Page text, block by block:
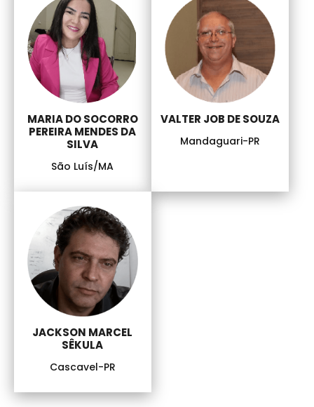
MARIA DO SOCORRO
PEREIRA MENDES DA
SILVA
São Luís/MA
VALTER JOB DE SOUZA
Mandaguari-PR
JACKSON MARCEL
SÊKULA
Cascavel-PR